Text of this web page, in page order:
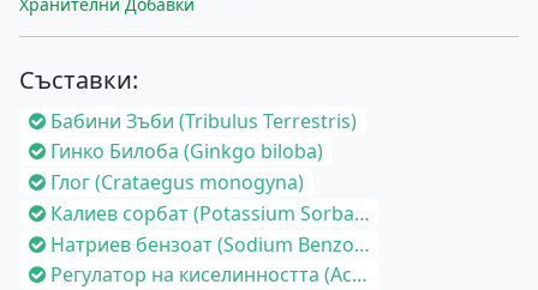
Съставки:
Бабини Зъби (Tribulus Terrestris)
Гинко Билоба (Ginkgo biloba)
Глог (Crataegus monogyna)
Калиев сорбат (Potassium Sorbate)
Натриев бензоат (Sodium Benzoate)
Регулатор на киселинността (Acidity Regulator)